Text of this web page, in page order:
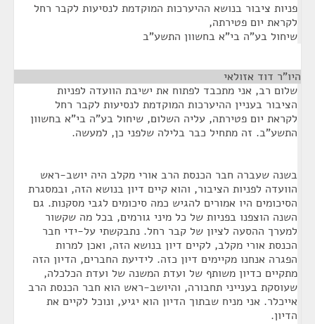
פניות ציבור בנושא ההיערכות המוקדמת לנסיעות לקבר רחל
לקראת יום פטירתה,
שיחול בע"ה בי"א בחשוון התשע"ב
היו"ר דוד אזולאי
שלום רב, אני מתכבד לפתוח את ישיבת הוועדה לפניות
הציבור בעניין ההיערכות המוקדמת לנסיעות לקבר רחל
לקראת יום פטירתה, עליה השלום, שיחול בע"ה בי"א בחשוון
התשע"ב. זה מתחיל כבר בלילה שלפני כן, למעשה.
בשנה שעברה חבר הכנסת הרב אורי מקלב היה יושב-ראש
הוועדה לפניות הציבור, והוא קיים דיון בנושא הזה, ובמסגרת
הסיכומים היו אמורים להגיש כמה סיכומים לגבי מסקנות. גם
השנה הוצפנו בפניות של כל מיני גורמים, בכל מה שקשור
למערך ההסעה לציון של קבר רחל. נתבקשתי על-ידי חבר
הכנסת אורי מקלב, לקיים דיון בנושא הזה, ואכן למרות
הפגרה אנחנו מקיימים דיון כזה. לידיעת החברים, הדיון הזה
מתקיים כדיון משותף של ועדת המשנה של ועדת הכלכלה,
שעוסקת בענייני תחבורה, והיושב-ראש הוא חבר הכנסת הרב
אייכלר. אני מניח שבתוך הדיון הוא יגיע, ונוכל לקיים את
הדיון.